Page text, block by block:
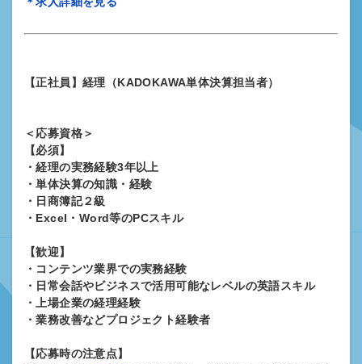
【正社員】経理（KADOKAWA単体決算担当者）
＜応募資格＞
【必須】
・経理の実務経験3年以上
・単体決算の知識・経験
・日商簿記２級
・Excel・Word等のPCスキル
【歓迎】
・コンテンツ業界での実務経験
・日常会話やビジネスで活用可能なレベルの英語スキル
・上場企業の経理経験
・業務改善などプロジェクト経験者
【応募時の注意点】